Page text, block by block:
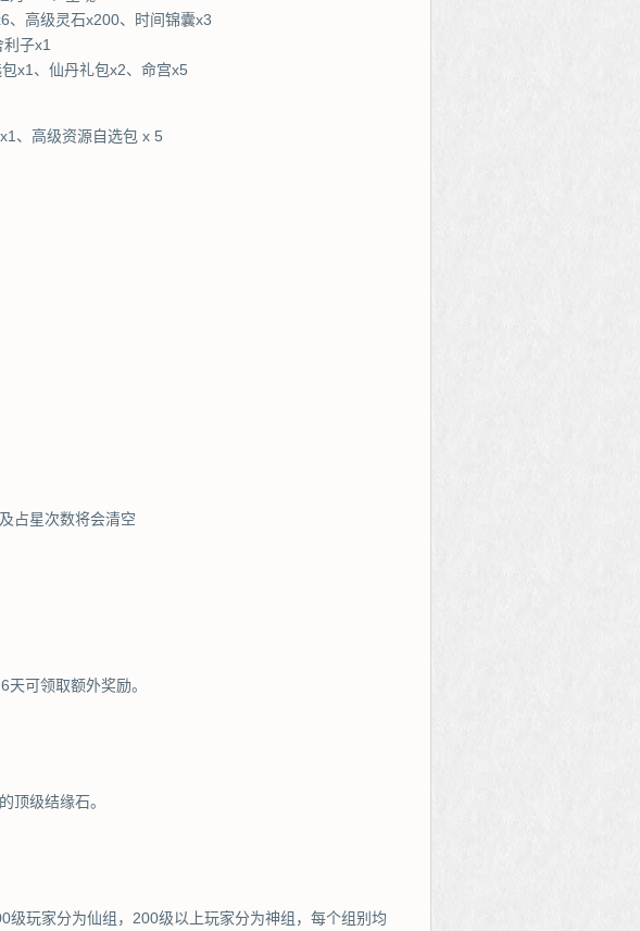
、高级灵石x200、时间锦囊x3
子x1
x1、仙丹礼包x2、命宫x5
、高级资源自选包 x 5
占星次数将会清空
可领取额外奖励。
顶级结缘石。
级玩家分为仙组，200级以上玩家分为神组，每个组别均